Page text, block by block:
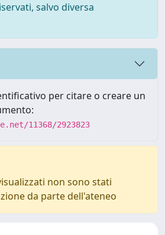
salvo diversa
per citare o creare un
11368/2923823
non sono stati
da parte dell'ateneo